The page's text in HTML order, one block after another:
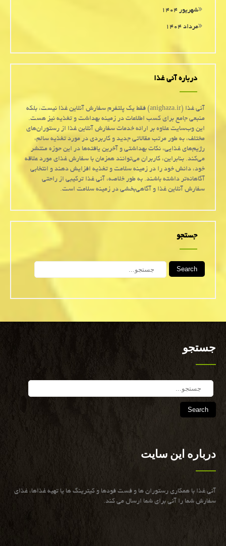
شهریور ۱۴۰۴
مرداد ۱۴۰۴
درباره آنی غذا
آنی غذا (anighaza.ir) فقط یک پلتفرم سفارش آنلاین غذا نیست، بلکه
منبعی جامع برای کسب اطلاعات در زمینه بهداشت و تغذیه نیز هست.
این وب‌سایت علاوه بر ارائه خدمات سفارش آنلاین غذا از رستوران‌های
مختلف، به طور مرتب مقالاتی جدید و کاربردی در مورد تغذیه سالم،
رژیم‌های غذایی، نکات بهداشتی و آخرین یافته‌ها در این حوزه منتشر
می‌کند. بنابراین، کاربران می‌توانند همزمان با سفارش غذای مورد علاقه
خود، دانش خود را در زمینه سلامت و تغذیه افزایش دهند و انتخابی
آگاهانه‌تر داشته باشند. به طور خلاصه، آنی غذا ترکیبی از راحتی
سفارش آنلاین غذا و آگاهی‌بخشی در زمینه سلامت است.
جستجو
Search
جستجو
درباره این سایت
آنی غذا با همكاری رستوران ها و فست فودها و كیترینگ ها یا تهیه غذاها، غذای
سفارش شما را آنی برای شما ارسال می كند.